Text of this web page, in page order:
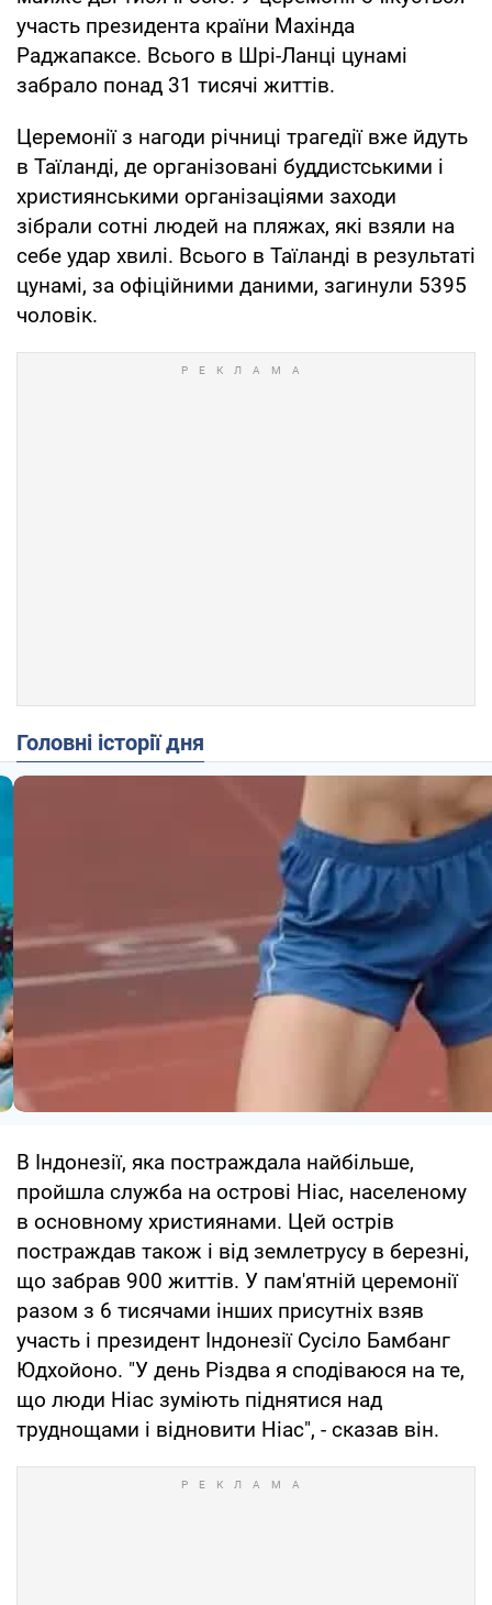
участь президента країни Махінда
Раджапаксе. Всього в Шрі-Ланці цунамі
забрало понад 31 тисячі життів.
Церемонії з нагоди річниці трагедії вже йдуть
в Таїланді, де організовані буддистськими і
християнськими організаціями заходи
зібрали сотні людей на пляжах, які взяли на
себе удар хвилі. Всього в Таїланді в результаті
цунамі, за офіційними даними, загинули 5395
чоловік.
Головні історії дня
В Індонезії, яка постраждала найбільше,
пройшла служба на острові Ніас, населеному
в основному християнами. Цей острів
постраждав також і від землетрусу в березні,
що забрав 900 життів. У пам'ятній церемонії
разом з 6 тисячами інших присутніх взяв
участь і президент Індонезії Сусіло Бамбанг
Юдхойоно. "У день Різдва я сподіваюся на те,
що люди Ніас зуміють піднятися над
труднощами і відновити Ніас", - сказав він.